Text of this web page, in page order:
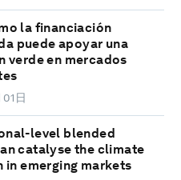
la financiación
puede apoyar una
verde en mercados
日
level blended
catalyse the climate
in emerging markets